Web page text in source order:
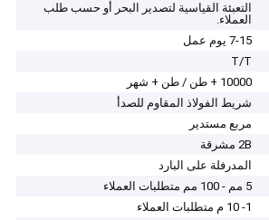
التعبئة القياسية لتصدير البحر أو حسب طلب
العملاء.
7-15 يوم عمل
T/T
10000 + طن / طن + شهر
شريط الفولاذ المقاوم للصدأ
مربع مستدير
2B مشرقة
المدرفلة على البارد
5 مم - 100 مم متطلبات العملاء
1- 10 م متطلبات العملاء